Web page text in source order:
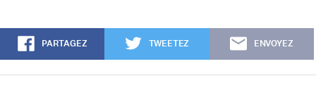
PARTAGEZ TWEETEZ ENVOYEZ